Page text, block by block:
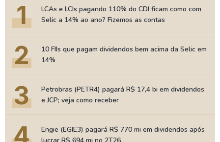
1
LCAs e LCIs pagando 110% do CDI ficam como com
Selic a 14% ao ano? Fizemos as contas
2
10 FIIs que pagam dividendos bem acima da Selic em
14%
3
Petrobras (PETR4) pagará R$ 17,4 bi em dividendos
e JCP; veja como receber
4
Engie (EGIE3) pagará R$ 770 mi em dividendos após